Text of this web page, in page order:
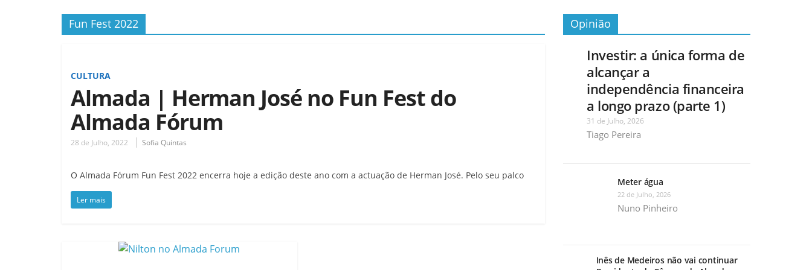
Fun Fest 2022
CULTURA
Almada | Herman José no Fun Fest do
Almada Fórum
28 de Julho, 2022 Sofia Quintas
O Almada Fórum Fun Fest 2022 encerra hoje a edição deste ano com a actuação de Herman José. Pelo seu palco
Ler mais
Opinião
Investir: a única forma de
alcançar a
independência financeira
a longo prazo (parte 1)
31 de Julho, 2026
Tiago Pereira
Meter água
22 de Julho, 2026
Nuno Pinheiro
Inês de Medeiros não vai continuar